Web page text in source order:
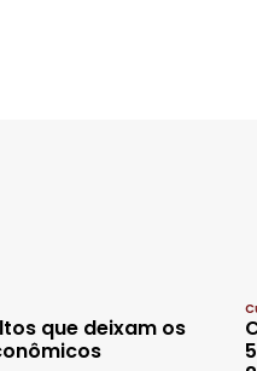
que deixam os